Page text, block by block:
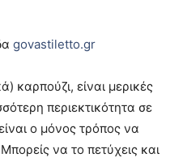
govastiletto.gr
καρπούζι, είναι μερικές
περιεκτικότητα σε
ο μόνος τρόπος να
να το πετύχεις και